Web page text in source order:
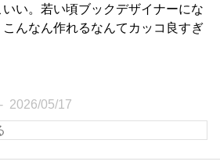
い。若い頃ブックデザイナーにな
こんなん作れるなんてカッコ良すぎ
2026/05/17